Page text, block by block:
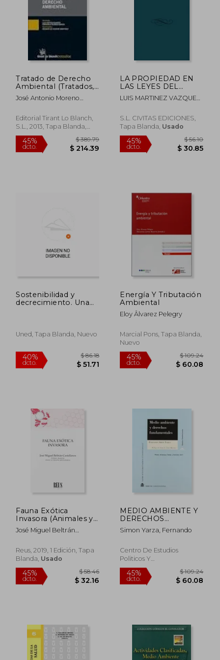
Tratado de Derecho
Ambiental (Tratados,
comentarios y
practicas procesales)
José Antonio Moreno
Editorial Tirant Lo Blanch,
S.L., 2013, Tapa Blanda,
Nuevo
45% $ 389.79
LA PROPIEDAD EN
LAS LEYES DEL
SUELO (En papel)
LUIS MARTINEZ VAZQUEZ
S.L. CIVITAS EDICIONES,
Tapa Blanda, Usado
45%
Sostenibilidad y
decrecimiento. Una
Uned, Tapa Blanda, Nuevo
40% $ 86.18
Energía Y Tributación
Ambiental
Eloy Âlvarez Pelegry
Marcial Pons, Tapa Blanda,
Nuevo
45%
Fauna Exótica
Invasora (Animales y
Derecho)
José Miguel Beltrán
Reus, 2019, 1 Edición, Tapa
Blanda, Usado
MEDIO AMBIENTE Y
DERECHOS
FUNDAMENTALES
Simon Yarza, Fernando
Centro De Estudios
Politicos Y
ConstitucIionales, 2013, 1
Edición, Tapa Blanda,
Nuevo